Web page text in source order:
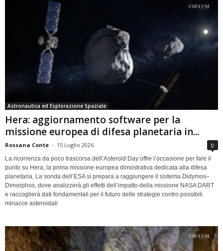
Astronautica ed Esplorazione Spaziale
Hera: aggiornamento software per la
missione europea di difesa planetaria in...
Rossana Conte - 15 Luglio 2026 0
La ricorrenza da poco trascorsa dell’Asteroid Day offre l’occasione per fare il
punto su Hera, la prima missione europea dimostrativa dedicata alla difesa
planetaria. La sonda dell’ESA si prepara a raggiungere il sistema Didymos–
Dimorphos, dove analizzerà gli effetti dell’impatto della missione NASA DART
e raccoglierà dati fondamentali per il futuro delle strategie contro possibili
minacce asteroidali